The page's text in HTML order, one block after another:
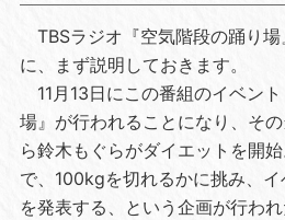
TBSラジオ『空気階段の踊り
に、まず説明しておきます。
11月13日にこの番組のイベン
場』が行われることになり、そ
ら鈴木もぐらがダイエットを開
で、100kgを切れるかに挑み、
を発表する、という企画が行われ